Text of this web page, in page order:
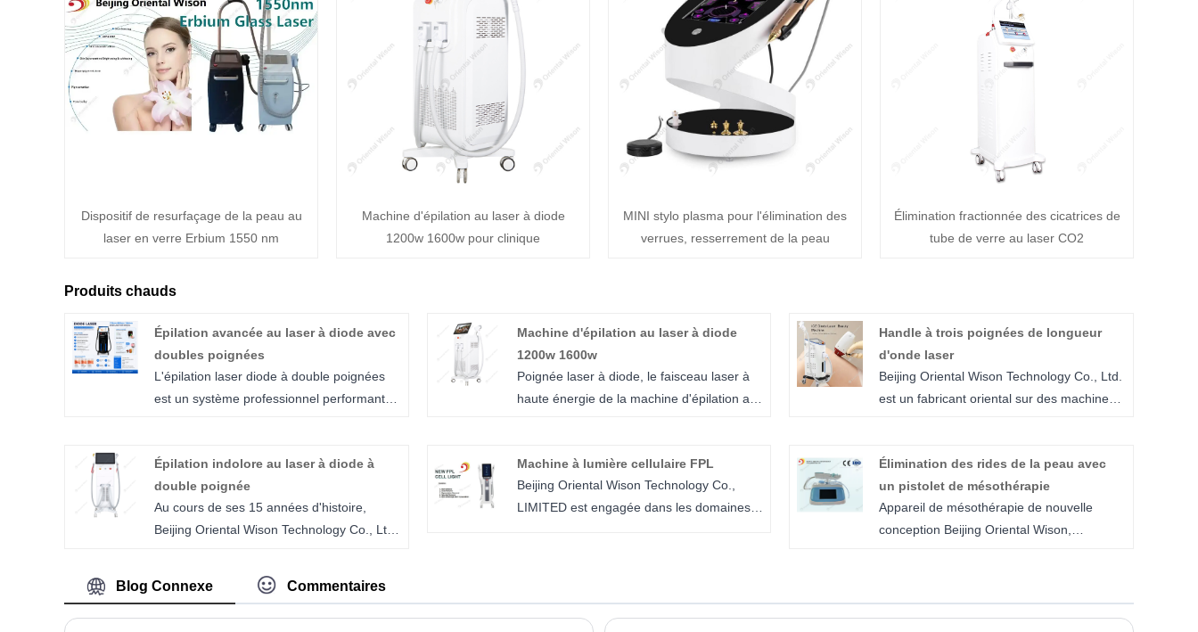
Dispositif de resurfaçage de la peau au
laser en verre Erbium 1550 nm
Machine d'épilation au laser à diode
1200w 1600w pour clinique
MINI stylo plasma pour l'élimination des
verrues, resserrement de la peau
Élimination fractionnée des cicatrices de
tube de verre au laser CO2
Produits chauds
Épilation avancée au laser à diode avec
doubles poignées
L'épilation laser diode à double poignées
est un système professionnel performant
de 1 200 W à 2 400 W et de trois longueurs
d'onde (755 nm, 808 nm, 1 064 nm), il
traite efficacement tous les types de
cheveux et toutes les carnations. La
fonctionnement continu, réduisant les
temps de traitement et maximisant le flux
des patients. Un refroidissement avancé et
Machine d'épilation au laser à diode
1200w 1600w
Poignée laser à diode, le faisceau laser à
haute énergie de la machine d'épilation au
follicule pileux pendant le traitement, la
lumière de sortie est absorbée par la
mélanine dans le follicule pileux, détruisant
Handle à trois poignées de longueur
d'onde laser
Beijing Oriental Wison Technology Co., Ltd.
est un fabricant oriental sur des machines
fabricant de gain de poils au laser à trois
longueurs d'onde. Laser, HIF, IPL, etc.
Épilation indolore au laser à diode à
double poignée
Au cours de ses 15 années d'histoire,
Beijing Oriental Wison Technology Co., Ltd.
différents, notamment l'épilation sans
douleur au laser à diode à double poignée.
Nous combinons la recherche, le
Machine à lumière cellulaire FPL
Beijing Oriental Wison Technology Co.,
LIMITED est engagée dans les domaines
Nous intégrons la recherche, le
Élimination des rides de la peau avec
un pistolet de mésothérapie
Appareil de mésothérapie de nouvelle
conception Beijing Oriental Wison,
traitements intradermiques.
Blog Connexe Commentaires